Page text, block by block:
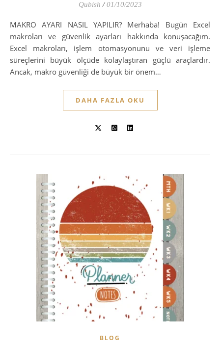
Qubish / 01/10/2023
MAKRO AYARI NASIL YAPILIR? Merhaba! Bugün Excel
makroları ve güvenlik ayarları hakkında konuşacağım.
Excel makroları, işlem otomasyonunu ve veri işleme
süreçlerini büyük ölçüde kolaylaştıran güçlü araçlardır.
Ancak, makro güvenliği de büyük bir önem…
DAHA FAZLA OKU
BLOG